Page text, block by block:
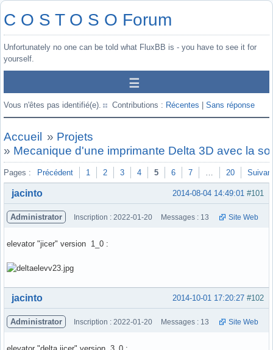
C O S T O S O Forum
Unfortunately no one can be told what FluxBB is - you have to see it for
yourself.
Vous n'êtes pas identifié(e). Contributions : Récentes Sans réponse
Accueil » Projets
» Mecanique d'une imprimante Delta 3D avec la
Pages : Précédent 1 2 3 4 5 6 7 … 20
#101
2014-08-04 14:49:01
jacinto
Administrator Inscription : 2022-01-20 Messages : 13 Site Web
elevator "jicer" version 1_0 :
Hors ligne #102
2014-10-01 17:20:27
jacinto
Administrator Inscription : 2022-01-20 Messages : 13 Site Web